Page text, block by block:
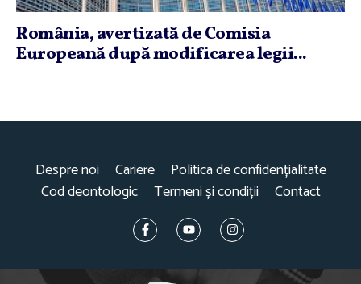
România, avertizată de Comisia
Europeană după modificarea legii...
Despre noi Cariere
Politica de confidențialitate
Cod deontologic
Termeni și condiții Contact